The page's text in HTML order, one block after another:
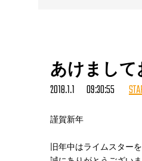
あけまし
2018.1.1 09:30:55
謹賀新年
旧年中はライムスター